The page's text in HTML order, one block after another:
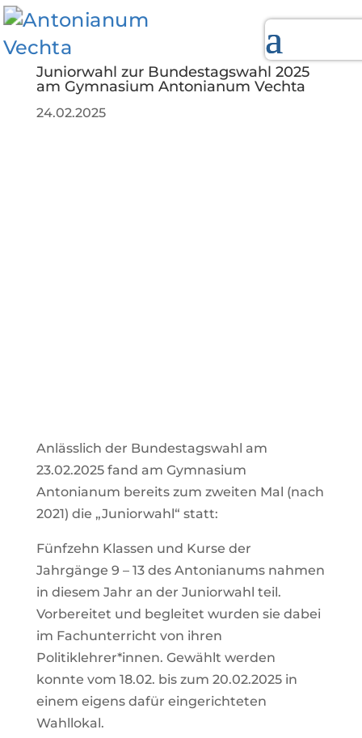
Juniorwahl zur Bundestagswahl 2025
am Gymnasium Antonianum Vechta
24.02.2025
Anlässlich der Bundestagswahl am
23.02.2025 fand am Gymnasium
Antonianum bereits zum zweiten Mal (nach
2021) die „Juniorwahl“ statt:
Fünfzehn Klassen und Kurse der
Jahrgänge 9 – 13 des Antonianums nahmen
in diesem Jahr an der Juniorwahl teil.
Vorbereitet und begleitet wurden sie dabei
im Fachunterricht von ihren
Politiklehrer*innen. Gewählt werden
konnte vom 18.02. bis zum 20.02.2025 in
einem eigens dafür eingerichteten
Wahllokal.